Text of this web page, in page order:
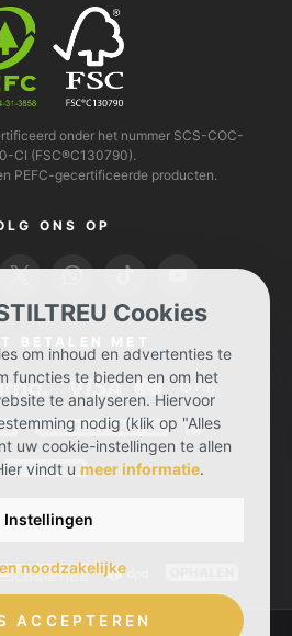
onder het nummer SCS-COC-
CI (FSC®C130790).
PEFC-gecertificeerde producten.
ONS OP
BESTELLING BIJ U MET
Cookies
om inhoud en advertenties te
functies te bieden en om het
te analyseren. Hiervoor
nodig (klik op "Alles
uw cookie-instellingen te allen
vindt u meer informatie.
Instellingen
noodzakelijke
ACCEPTEREN